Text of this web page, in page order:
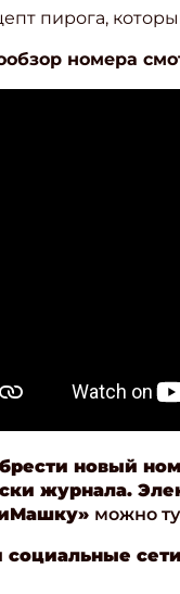
пирога,
номера
новый
журнала.
можно